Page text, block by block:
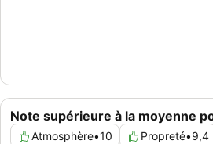
Note supérieure à la moyenne
Atmosphère•10 Propreté•9,4